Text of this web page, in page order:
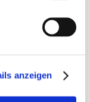
anzeigen
dein